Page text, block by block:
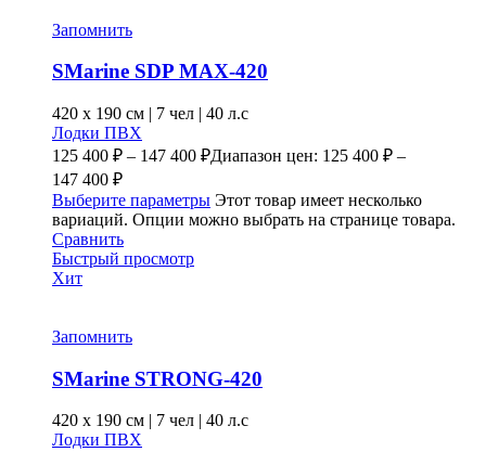
Запомнить
SMarine SDP MAX-420
420 x 190 см | 7 чел | 40 л.с
Лодки ПВХ
125 400 ₽ – 147 400 ₽Диапазон цен: 125 400 ₽ –
147 400 ₽
Выберите параметры Этот товар имеет несколько
вариаций. Опции можно выбрать на странице товара.
Сравнить
Быстрый просмотр
Хит
Запомнить
SMarine STRONG-420
420 x 190 см | 7 чел | 40 л.с
Лодки ПВХ